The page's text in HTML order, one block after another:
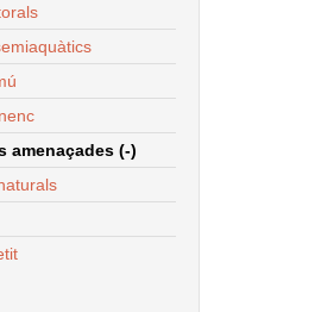
amenaçades (-)